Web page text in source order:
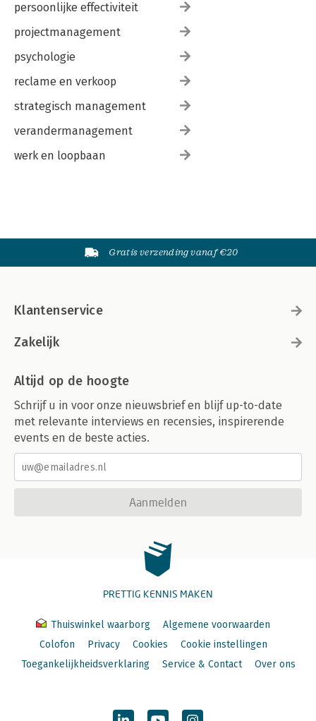
persoonlijke effectiviteit
projectmanagement
psychologie
reclame en verkoop
strategisch management
verandermanagement
werk en loopbaan
Gratis verzending vanaf €20
Klantenservice
Zakelijk
Altijd op de hoogte
Schrijf u in voor onze nieuwsbrief en blijf up-to-date
met relevante interviews en recensies, inspirerende
events en de beste acties.
Aanmelden
PRETTIG KENNIS MAKEN
Thuiswinkel waarborg
Algemene voorwaarden
Colofon
Privacy Cookies
Cookie instellingen
Toegankelijkheidsverklaring
Service & Contact Over ons